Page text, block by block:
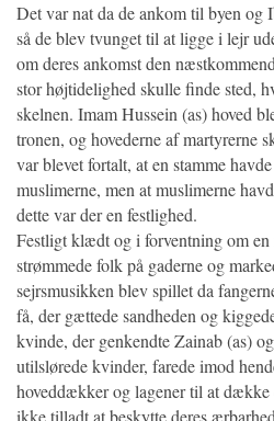
Det var nat da de ankom til byen og
så de blev tvunget til at ligge i lejr
om deres ankomst den
stor højtidelighed skulle finde sted,
skelnen. Imam Hussein (as) hoved
tronen, og hovederne af martyrerne
var blevet fortalt, at en stamme
muslimerne, men at muslimerne
dette var der en festlighed.
Festligt klædt og i forventning om en
strømmede folk på gaderne og
sejrsmusikken blev spillet da
få, der gættede sandheden og
kvinde, der genkendte Zainab (as)
utilslørede kvinder, farede imod
hoveddækker og lagener til at
ikke tilladt at beskytte deres